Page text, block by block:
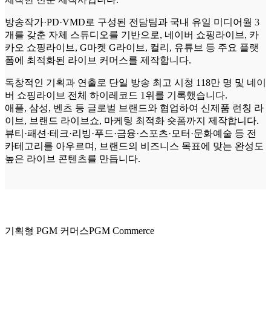
방송작가·PD·VMD로 구성된 전담팀과 국내 유일 미디어월 3
개를 갖춘 자체 스튜디오를 기반으로, 네이버 쇼핑라이브, 카
카오 쇼핑라이브, G마켓 G라이브, 컬리, 유튜브 등 주요 플랫
폼에 최적화된 라이브 커머스를 제작합니다.
독창적인 기획과 연출로 단일 방송 최고 시청 118만 명 및 네이
버 쇼핑라이브 전체 하이레코드 1위를 기록했습니다.
애플, 삼성, 벤츠 등 글로벌 브랜드와 협업하여 신제품 런칭 라
이브, 브랜드 라이브쇼, 마케팅 최적화 숏폼까지 제작합니다.
뷰티·패션·테크·리빙·푸드·금융·스포츠·모터·문화예술 등 전
카테고리를 아우르며, 브랜드의 비즈니스 목표에 맞는 완성도
높은 라이브 콘텐츠를 만듭니다.
기획형 PGM 커머스PGM Commerce